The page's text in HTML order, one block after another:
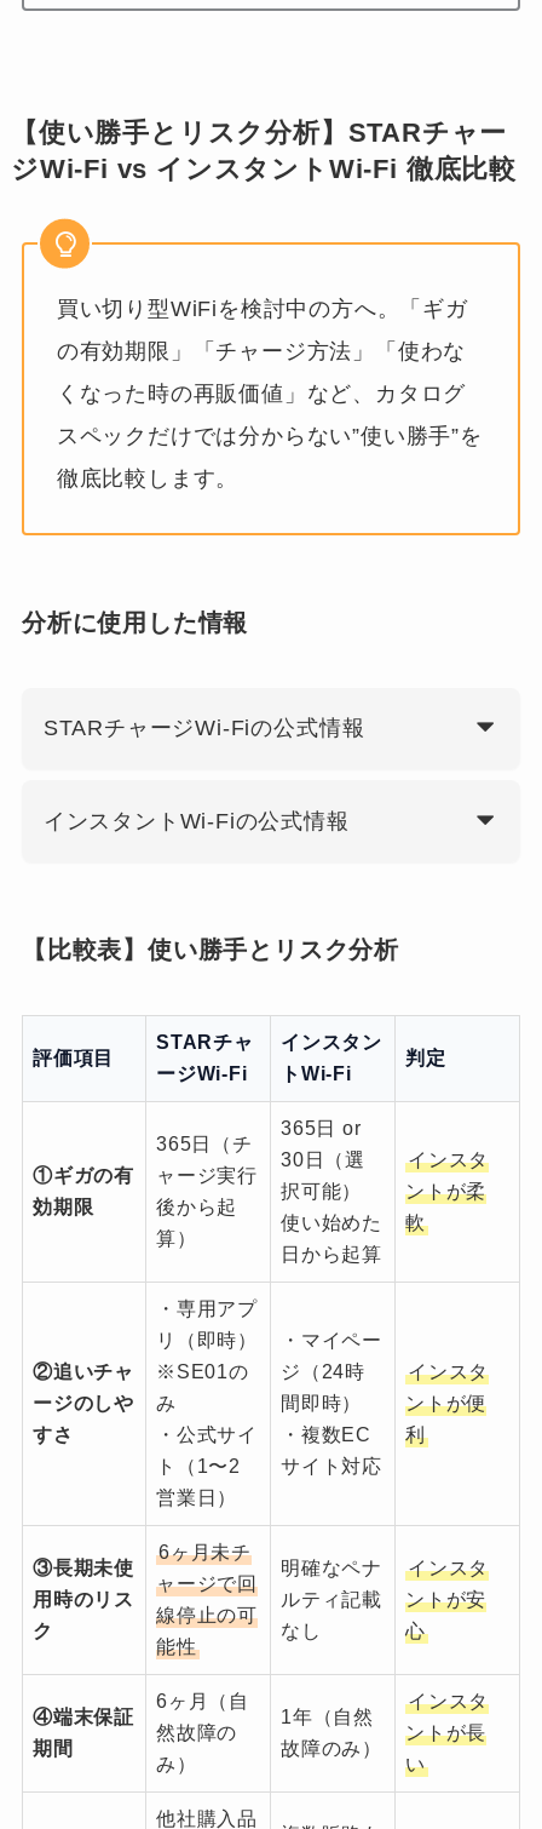
【使い勝手とリスク分析】STARチャー
ジWi-Fi vs インスタントWi-Fi 徹底比較
買い切り型WiFiを検討中の方へ。「ギガ
の有効期限」「チャージ方法」「使わな
くなった時の再販価値」など、カタログ
スペックだけでは分からない”使い勝手”を
徹底比較します。
分析に使用した情報
STARチャージWi-Fiの公式情報
インスタントWi-Fiの公式情報
【比較表】使い勝手とリスク分析
評価項目
STARチャ
ージWi-Fi
インスタン
トWi-Fi
判定
①ギガの有
効期限
365日（チ
ャージ実行
後から起
算）
365日 or
30日（選
択可能）
使い始めた
日から起算
インスタ
ントが柔
軟
②追いチャ
ージのしや
すさ
・専用アプ
リ（即時）
※SE01の
み
・公式サイ
ト（1〜2
営業日）
・マイペー
ジ（24時
間即時）
・複数EC
サイト対応
インスタ
ントが便
利
③長期未使
用時のリス
ク
6ヶ月未チ
ャージで回
線停止の可
能性
明確なペナ
ルティ記載
なし
インスタ
ントが安
心
④端末保証
期間
6ヶ月（自
然故障の
み）
1年（自然
故障のみ）
インスタ
ントが長
い
他社購入品